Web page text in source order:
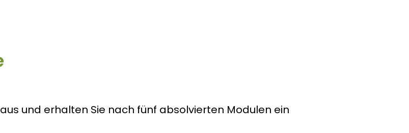
und erhalten Sie nach fünf absolvierten Modulen ein